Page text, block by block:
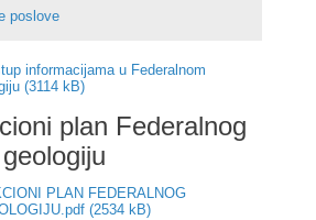
poslove
informacijama u Federalnom
(3114 kB)
plan Federalnog
PLAN FEDERALNOG
(2534 kB)